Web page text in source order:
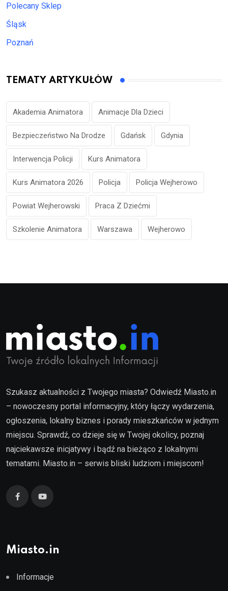
Polecany Sklep
Śląsk
Poznań
TEMATY ARTYKUŁÓW
Akademia Animatora Animacje Dla Dzieci
Bezpieczeństwo Na Drodze Gdańsk Gdynia
Interwencja Policji Kurs Animatora
Kurs Animatora 2026 Policja Policja Wejherowo
Powiat Wejherowski Praca Z Dziećmi
Szkolenie Animatora Warszawa Wejherowo
Szukasz aktualności z Twojego miasta? Odwiedź Miasto.in
– nowoczesny portal informacyjny, który łączy wydarzenia,
ogłoszenia, lokalny biznes i porady mieszkańców w jednym
miejscu. Sprawdź, co dzieje się w Twojej okolicy, poznaj
najciekawsze inicjatywy i bądź na bieżąco z lokalnymi
tematami. Miasto.in – serwis bliski ludziom i miejscom!
Miasto.in
Informacje